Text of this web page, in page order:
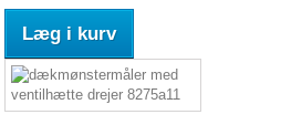
Læg i kurv